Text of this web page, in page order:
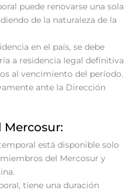
puede renovarse una sola
de la naturaleza de la
en el país, se debe
a residencia legal definitiva
al vencimiento del período.
ante la Dirección
Mercosur:
está disponible solo
del Mercosur y
tiene una duración